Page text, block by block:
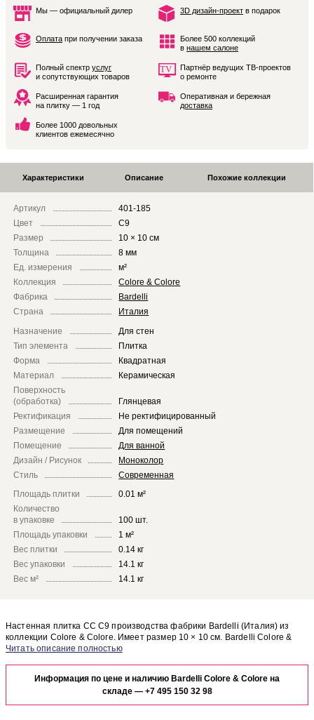
Мы — официальный дилер 3D дизайн-проект в подарок
Оплата при получении заказа
Более 500 коллекций
в нашем салоне
Полный спектр услуг
и сопутствующих товаров
Партнёр ведущих ТВ-проектов
о ремонте
Расширенная гарантия
на плитку — 1 год
Оперативная и бережная
доставка
Более 1000 довольных
клиентов ежемесячно
Характеристики Описание Похожие коллекции
Артикул
401-185
Цвет
C9
Размер
10 × 10 см
Толщина
8 мм
Ед. измерения
м²
Коллекция
Colore & Colore
Фабрика
Bardelli
Страна
Италия
Назначение
Для стен
Тип элемента
Плитка
Форма
Квадратная
Материал
Керамическая
Поверхность
(обработка)
Глянцевая
Ректификация
Не ректифицированный
Размещение
Для помещений
Помещение
Для ванной
Дизайн / Рисунок
Моноколор
Стиль
Современная
Площадь плитки
0.01 м²
Количество
в упаковке
100 шт.
Площадь упаковки
1 м²
Вес плитки
0.14 кг
Вес упаковки
14.1 кг
Вес м²
14.1 кг
Настенная плитка CC C9 производства фабрики Bardelli (Италия) из
коллекции Colore & Colore. Имеет размер 10 × 10 см. Bardelli Colore &
Colore CC C9 отлично сочетается с другими элементами коллекции
отделке Вашего помещения, закажите бесплатный дизайн-проект с
использованием элементов коллекции Bardelli Colore & Colore.
Информация по цене и наличию Bardelli Colore & Colore на
складе — +7 495 150 32 98